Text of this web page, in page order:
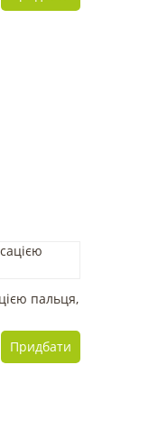
пальця,
Придбати